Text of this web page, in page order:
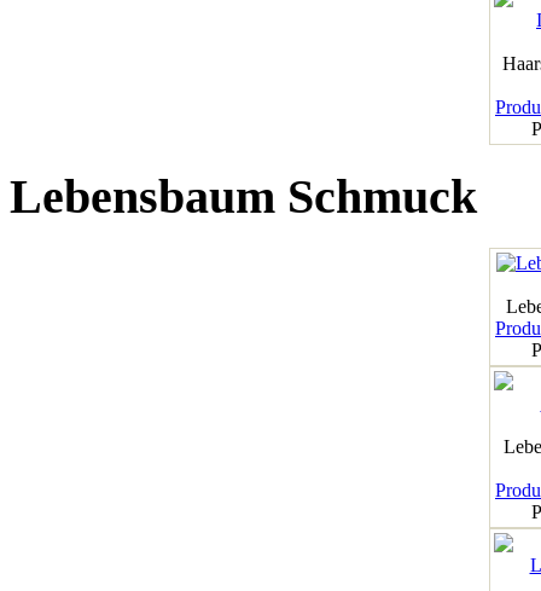
Lebensbaum Schmuck